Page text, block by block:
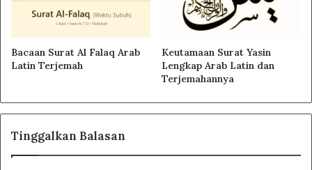
Bacaan Surat Al Falaq Arab
Latin Terjemah
Keutamaan Surat Yasin
Lengkap Arab Latin dan
Terjemahannya
Tinggalkan Balasan